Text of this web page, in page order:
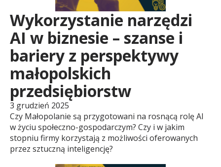
w
a
t
o
r
Wykorzystanie narzędzi
AI w biznesie – szanse i
bariery z perspektywy
małopolskich
przedsiębiorstw
3 grudzień 2025
Czy Małopolanie są przygotowani na rosnącą rolę AI
w życiu społeczno-gospodarczym? Czy i w jakim
stopniu firmy korzystają z możliwości oferowanych
przez sztuczną inteligencję?